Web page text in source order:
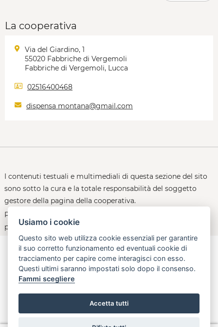
La cooperativa
Via del Giardino, 1
55020 Fabbriche di Vergemoli
Fabbriche di Vergemoli, Lucca
02516400468
dispensa montana@gmail.com
I contenuti testuali e multimediali di questa sezione del sito
sono sotto la cura e la totale responsabilità del soggetto
gestore della pagina della cooperativa.
Per le policy d'uso della piattaforma, consultare la
pagina:open.toscana.it/privacy
aperta, innovativa, online
politiche del credito e turismo
info@open.toscana.it
Usiamo i cookie
Questo sito web utilizza cookie essenziali per garantire
il suo corretto funzionamento ed eventuali cookie di
tracciamento per capire come interagisci con esso.
Questi ultimi saranno impostati solo dopo il consenso.
Fammi scegliere
Accetta tutti